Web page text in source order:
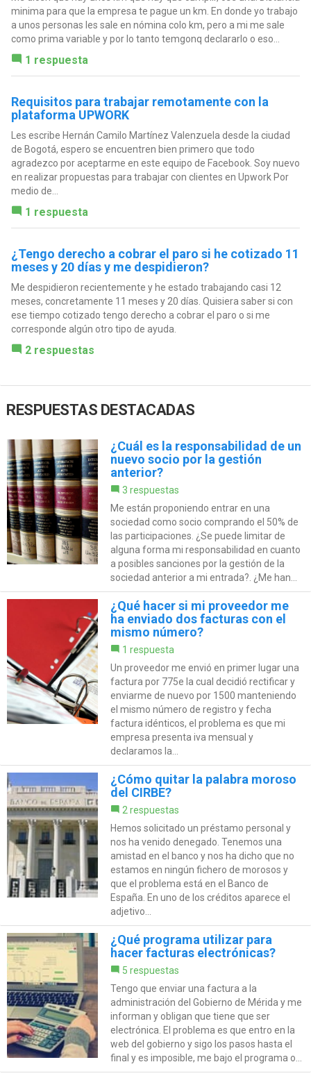
minima para que la empresa te pague un km. En donde yo trabajo
a unos personas les sale en nómina colo km, pero a mi me sale
como prima variable y por lo tanto temgonq declararlo o eso...
1 respuesta
Requisitos para trabajar remotamente con la
plataforma UPWORK
Les escribe Hernán Camilo Martínez Valenzuela desde la ciudad
de Bogotá, espero se encuentren bien primero que todo
agradezco por aceptarme en este equipo de Facebook. Soy nuevo
en realizar propuestas para trabajar con clientes en Upwork Por
medio de...
1 respuesta
¿Tengo derecho a cobrar el paro si he cotizado 11
meses y 20 días y me despidieron?
Me despidieron recientemente y he estado trabajando casi 12
meses, concretamente 11 meses y 20 días. Quisiera saber si con
ese tiempo cotizado tengo derecho a cobrar el paro o si me
corresponde algún otro tipo de ayuda.
2 respuestas
RESPUESTAS DESTACADAS
¿Cuál es la responsabilidad de un
nuevo socio por la gestión
anterior?
3 respuestas
Me están proponiendo entrar en una
sociedad como socio comprando el 50% de
las participaciones. ¿Se puede limitar de
alguna forma mi responsabilidad en cuanto
a posibles sanciones por la gestión de la
sociedad anterior a mi entrada?. ¿Me han...
¿Qué hacer si mi proveedor me
ha enviado dos facturas con el
mismo número?
1 respuesta
Un proveedor me envió en primer lugar una
factura por 775e la cual decidió rectificar y
enviarme de nuevo por 1500 manteniendo
el mismo número de registro y fecha
factura idénticos, el problema es que mi
empresa presenta iva mensual y
declaramos la...
¿Cómo quitar la palabra moroso
del CIRBE?
2 respuestas
Hemos solicitado un préstamo personal y
nos ha venido denegado. Tenemos una
amistad en el banco y nos ha dicho que no
estamos en ningún fichero de morosos y
que el problema está en el Banco de
España. En uno de los créditos aparece el
adjetivo...
¿Qué programa utilizar para
hacer facturas electrónicas?
5 respuestas
Tengo que enviar una factura a la
administración del Gobierno de Mérida y me
informan y obligan que tiene que ser
electrónica. El problema es que entro en la
web del gobierno y sigo los pasos hasta el
final y es imposible, me bajo el programa o...